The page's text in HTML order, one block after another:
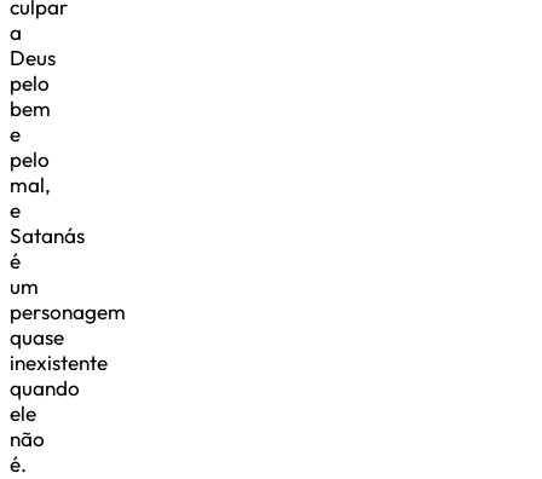
culpar
a
Deus
pelo
bem
e
pelo
mal,
e
Satanás
é
um
personagem
quase
inexistente
quando
ele
não
é.